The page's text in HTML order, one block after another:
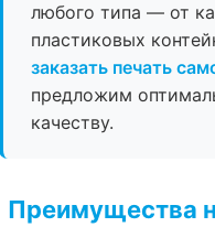
любого типа — от
пластиковых
заказать печать
предложим
качеству.
Преимущества